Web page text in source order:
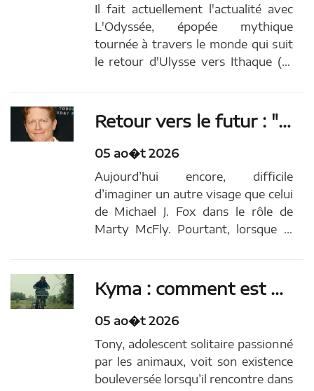
Il fait actuellement l'actualité avec
L'Odyssée, épopée mythique
tournée à travers le monde qui suit
le retour d'Ulysse vers Ithaque (et
acteur). Lui, c'est évidemment
Christopher Nolan, dont le long
métrage emmené par...
Retour vers le futur : "Je l’ai simplement mal choisi"... Cet acteur a été remplacé à la dernière minute par Michael J. Fox
05 ao�t 2026
Aujourd’hui encore, difficile
d’imaginer un autre visage que celui
de Michael J. Fox dans le rôle de
Marty McFly. Pourtant, lorsque le
incarnait le célèbre adolescent
propulsé à travers le temps.Pendant
plusieurs semaines,...
Kyma : comment est née la créature de ce film de science-fiction français ?
05 ao�t 2026
Tony, adolescent solitaire passionné
par les animaux, voit son existence
bouleversée lorsqu’il rencontre dans